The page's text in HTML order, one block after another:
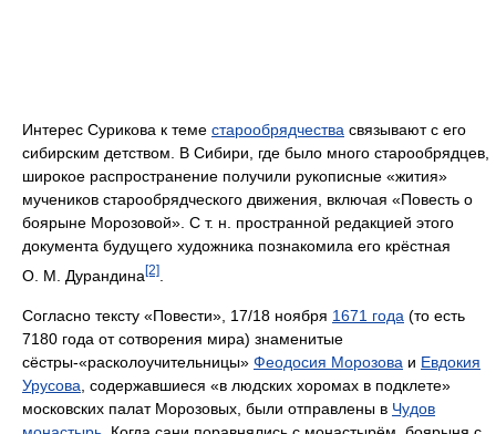
Интерес Сурикова к теме старообрядчества связывают с его
сибирским детством. В Сибири, где было много старообрядцев,
широкое распространение получили рукописные «жития»
мучеников старообрядческого движения, включая «Повесть о
боярыне Морозовой». С т. н. пространной редакцией этого
документа будущего художника познакомила его крёстная
О. М. Дурандина [2]
Согласно тексту «Повести», 17/18 ноября 1671 года (то есть
7180 года от сотворения мира) знаменитые
сёстры-«расколоучительницы» Феодосия Морозова и Евдокия
Урусова , содержавшиеся «в людских хоромах в подклете»
московских палат Морозовых, были отправлены в Чудов